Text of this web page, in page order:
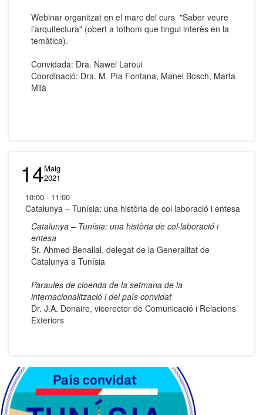
Webinar organitzat en el marc del curs "Saber veure
l’arquitectura" (obert a tothom que tingui interès en la
temàtica).
Convidada: Dra. Nawel Laroui
Coordinació: Dra. M. Pía Fontana, Manel Bosch, Marta
Milà
14Maig
2021
10:00 - 11:00
Catalunya – Tunísia: una història de col·laboració i entesa
Catalunya – Tunísia: una història de col·laboració i
entesa
Sr. Ahmed Benallal, delegat de la Generalitat de
Catalunya a Tunísia
Paraules de cloenda de la setmana de la
internacionalització i del país convidat
Dr. J.A. Donaire, vicerector de Comunicació i Relacions
Exteriors